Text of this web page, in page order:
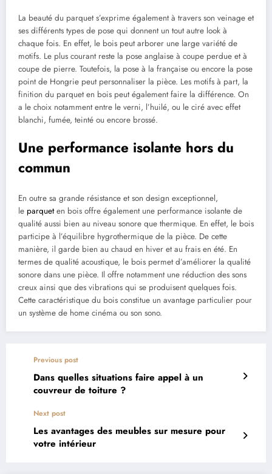
La beauté du parquet s’exprime également à travers son veinage et
ses différents types de pose qui donnent un tout autre look à
chaque fois. En effet, le bois peut arborer une large variété de
motifs. Le plus courant reste la pose anglaise à coupe perdue et à
coupe de pierre. Toutefois, la pose à la française ou encore la pose
point de Hongrie peut personnaliser la pièce. Les motifs à part, la
finition du parquet en bois peut également faire la différence. On
a le choix notamment entre le verni, l’huilé, ou le ciré avec effet
blanchi, fumée, teinté ou encore brossé.
Une performance isolante hors du
commun
En outre sa grande résistance et son design exceptionnel,
le parqueten bois offre également une performance isolante de
qualité aussi bien au niveau sonore que thermique. En effet, le bois
participe à l’équilibre hygrothermique de la pièce. De cette
manière, il garde bien au chaud en hiver et au frais en été. En
termes de qualité acoustique, le bois permet d’améliorer la qualité
sonore dans une pièce. Il offre notamment une réduction des sons
creux ainsi que des vibrations qui se produisent quelques fois.
Cette caractéristique du bois constitue un avantage particulier pour
un système de home cinéma ou son sono.
Previous post
Dans quelles situations faire appel à un
couvreur de toiture ?
Next post
Les avantages des meubles sur mesure pour
votre intérieur